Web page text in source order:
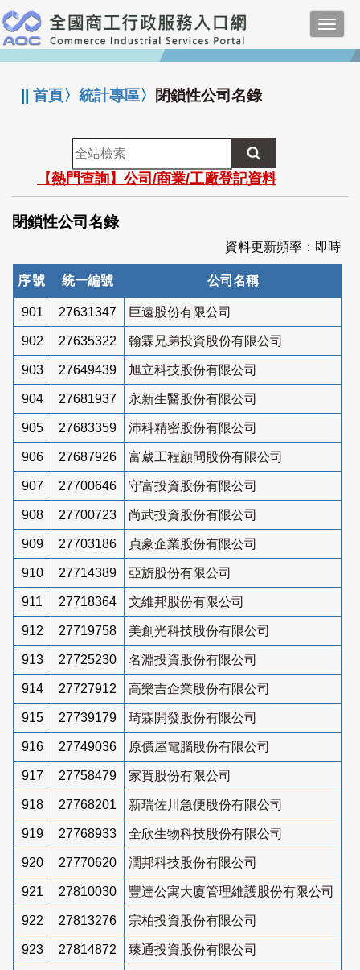
跳
到
主
要
:::
||首頁〉統計專區〉 閉鎖性公司名錄
全
站
檢
索
【熱門查詢】公司/商業/工廠登記資料
閉鎖性公司名錄
資料更新頻率：即時
序號 統一編號 公司名稱
901 27631347 巨遠股份有限公司
902 27635322 翰霖兄弟投資股份有限公司
903 27649439 旭立科技股份有限公司
904 27681937 永新生醫股份有限公司
905 27683359 沛科精密股份有限公司
906 27687926 富葳工程顧問股份有限公司
907 27700646 守富投資股份有限公司
908 27700723 尚武投資股份有限公司
909 27703186 貞豪企業股份有限公司
910 27714389 亞旂股份有限公司
911 27718364 文維邦股份有限公司
912 27719758 美創光科技股份有限公司
913 27725230 名淵投資股份有限公司
914 27727912 高樂吉企業股份有限公司
915 27739179 琦霖開發股份有限公司
916 27749036 原價屋電腦股份有限公司
917 27758479 家賀股份有限公司
918 27768201 新瑞佐川急便股份有限公司
919 27768933 全欣生物科技股份有限公司
920 27770620 潤邦科技股份有限公司
921 27810030 豐達公寓大廈管理維護股份有限公司
922 27813276 宗柏投資股份有限公司
923 27814872 臻通投資股份有限公司